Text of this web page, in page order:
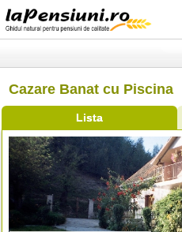
Cazare Banat cu Piscina
Lista